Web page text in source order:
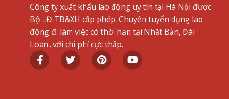
Công ty xuất khẩu lao động uy tín tại Hà Nội được
Bộ LĐ TB&XH cấp phép. Chuyên tuyển dụng lao
động đi làm việc có thời hạn tại Nhật Bản, Đài
Loan...với chi phí cực thấp.